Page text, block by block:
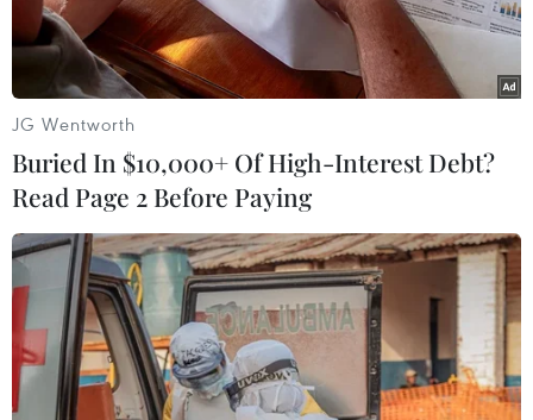
sắp tới.
JG Wentworth
Buried In $10,000+ Of High-Interest Debt?
Read Page 2 Before Paying